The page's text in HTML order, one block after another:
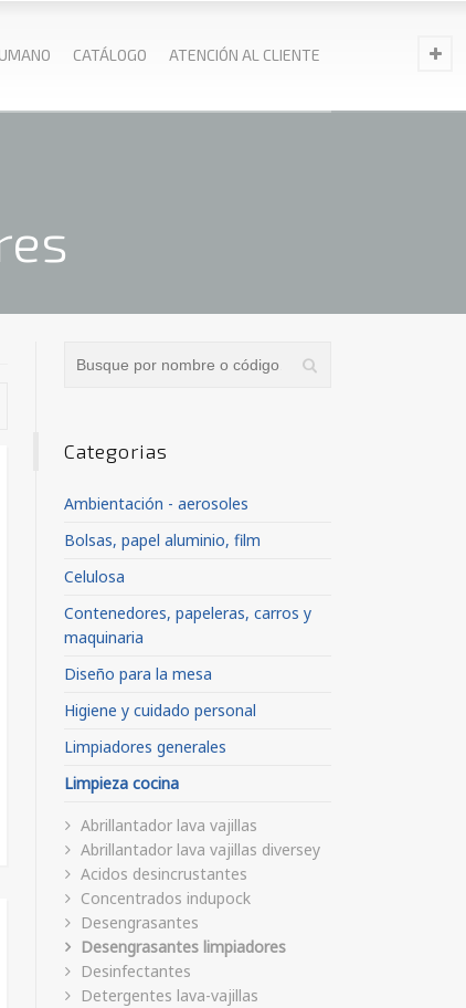
CATÁLOGO ATENCIÓN AL CLIENTE
Categorias
Ambientación - aerosoles
Bolsas, papel aluminio, film
Celulosa
Contenedores, papeleras, carros y
maquinaria
Diseño para la mesa
Higiene y cuidado personal
Limpiadores generales
Limpieza cocina
Abrillantador lava vajillas
Abrillantador lava vajillas diversey
Acidos desincrustantes
Concentrados indupock
Desengrasantes
Desengrasantes limpiadores
Desinfectantes
Detergentes lava-vajillas